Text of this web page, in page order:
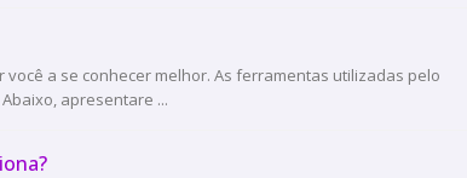
a se conhecer melhor. As ferramentas utilizadas pelo
apresentare ...